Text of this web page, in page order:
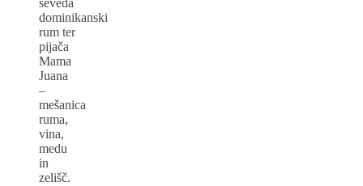
seveda
dominikanski
rum ter
pijača
Mama
Juana
–
mešanica
ruma,
vina,
medu
in
zelišč.